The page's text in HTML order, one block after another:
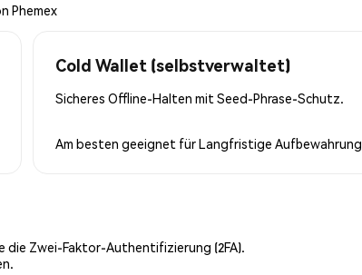
Phemex
Cold Wallet (selbstverwaltet)
Sicheres Offline-Halten mit Seed-Phrase-Schutz.
Am besten geeignet fürLangfristige Aufbewahrung
die Zwei-Faktor-Authentifizierung (2FA).